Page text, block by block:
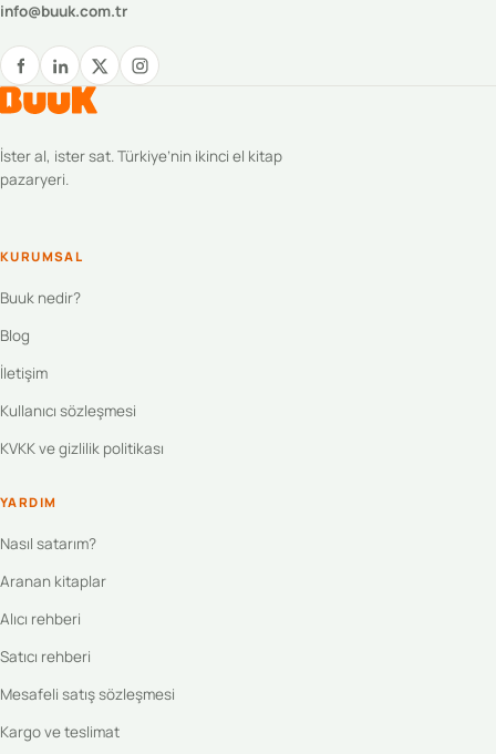
info@buuk.com.tr
İster al, ister sat. Türkiye’nin ikinci el kitap
pazaryeri.
KURUMSAL
Buuk nedir?
Blog
İletişim
Kullanıcı sözleşmesi
KVKK ve gizlilik politikası
YARDIM
Nasıl satarım?
Aranan kitaplar
Alıcı rehberi
Satıcı rehberi
Mesafeli satış sözleşmesi
Kargo ve teslimat